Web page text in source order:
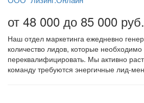
от 48 000 до 85 000 руб.
Наш отдел маркетинга ежедневно
количество лидов, которые необходимо
переквалифицировать. Мы активно
команду требуются энергичные лид-